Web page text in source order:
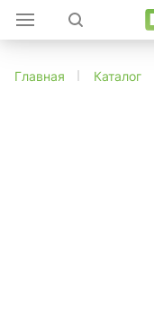
Главная Каталог